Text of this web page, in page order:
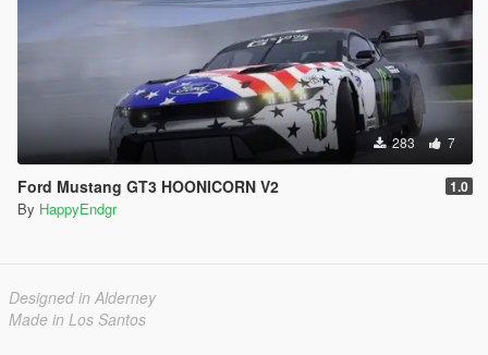
283 7
Ford Mustang GT3 HOONICORN V2 1.0
By HappyEndgr
Designed in Alderney
Made in Los Santos